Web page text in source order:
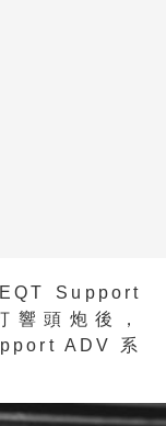
Support
響頭炮後，
ADV 系